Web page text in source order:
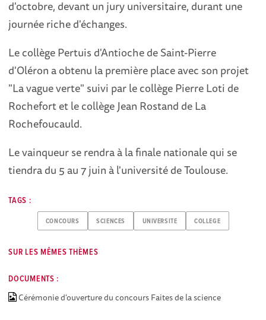
d'octobre, devant un jury universitaire, durant une
journée riche d'échanges.
Le collège Pertuis d'Antioche de Saint-Pierre
d'Oléron a obtenu la première place avec son projet
"La vague verte" suivi par le collège Pierre Loti de
Rochefort et le collège Jean Rostand de La
Rochefoucauld.
Le vainqueur se rendra à la finale nationale qui se
tiendra du 5 au 7 juin à l'université de Toulouse.
TAGS :
CONCOURS SCIENCES UNIVERSITE COLLEGE
SUR LES MÊMES THÈMES
DOCUMENTS :
Cérémonie d'ouverture du concours Faites de la science